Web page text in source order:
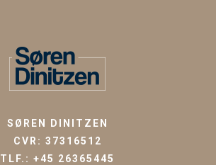
SØREN DINITZEN
CVR: 37316512
TLF.: +45 26365445